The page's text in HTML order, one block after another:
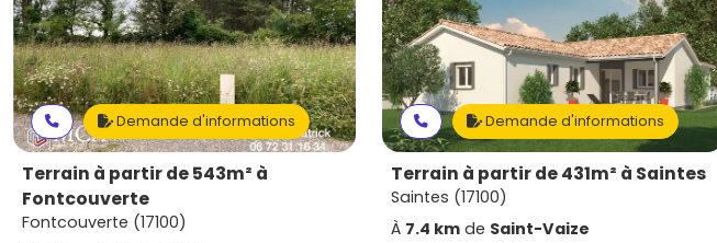
Demande d'informations
Terrain à partir de 543m² à
Fontcouverte
Fontcouverte (17100)
Demande d'informations
Terrain à partir de 431m² à Saintes
Saintes (17100)
À 7.4 km de Saint-Vaize